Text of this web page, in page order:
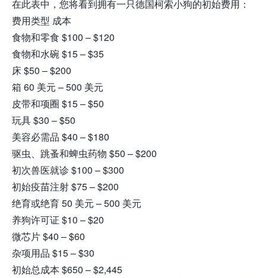
在此表中，您将看到拥有一只德国柯索小狗的初始费用：
费用类型 成本
食物和零食 $100 – $120
食物和水碗 $15 – $35
床 $50 – $200
箱 60 美元 – 500 美元
皮带和项圈 $15 – $50
玩具 $30 – $50
美容必需品 $40 – $180
驱虫、跳蚤和蜱虫药物 $50 – $200
初次兽医就诊 $100 – $300
初始疫苗注射 $75 – $200
绝育或绝育 50 美元 – 500 美元
养狗许可证 $10 – $20
微芯片 $40 – $60
杂项用品 $15 – $30
初始总成本 $650 – $2,445